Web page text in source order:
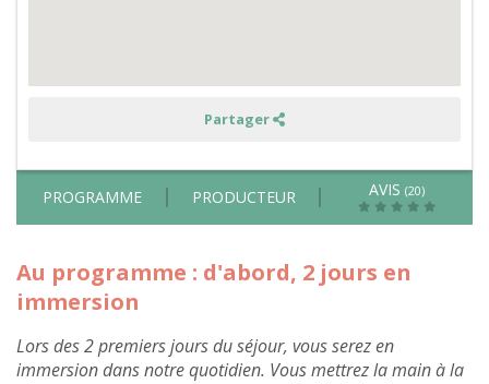
PROGRAMME PRODUCTEUR AVIS (20)
Au programme : d'abord, 2 jours en
immersion
Lors des 2 premiers jours du séjour, vous serez en
immersion dans notre quotidien. Vous mettrez la main à la
Partager